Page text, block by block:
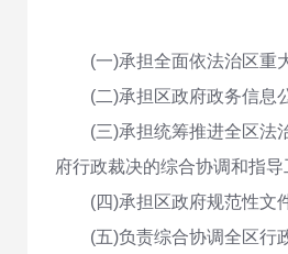
(一)承担全面依法治区重
(二)承担区政府政务信息
(三)承担统筹推进全区法
府行政裁决的综合协调和指导
(四)承担区政府规范性文
(五)负责综合协调全区行